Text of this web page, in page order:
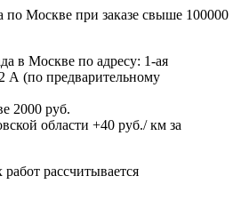
Москве при заказе свыше 100000
в Москве по адресу: 1-ая
А (по предварительному
2000 руб.
области +40 руб./ км за
рассчитывается